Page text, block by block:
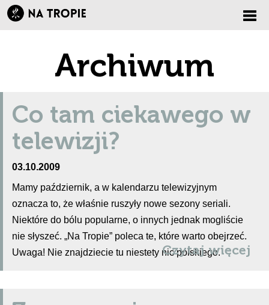
Archiwum
Co tam ciekawego w
telewizji?
03.10.2009
Mamy październik, a w kalendarzu telewizyjnym
oznacza to, że właśnie ruszyły nowe sezony seriali.
Niektóre do bólu popularne, o innych jednak mogliście
nie słyszeć. „Na Tropie” poleca te, które warto obejrzeć.
Uwaga! Nie znajdziecie tu niestety nic polskiego.
Czytaj więcej